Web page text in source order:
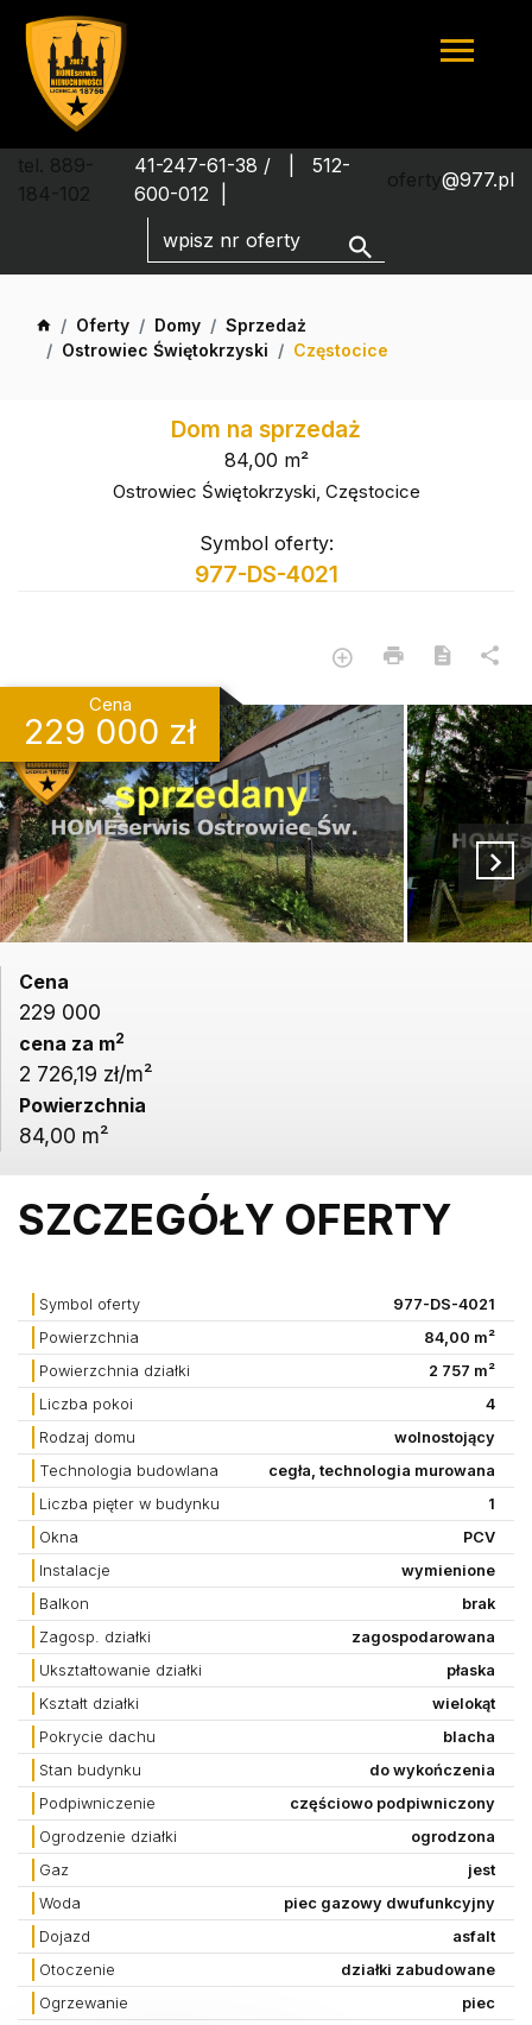
tel. 889-
184-102
41-247-61-38 /
512-
600-012
oferty@977.pl
Oferty Domy
Sprzedaż
Ostrowiec Świętokrzyski
Częstocice
Dom na sprzedaż
84,00 m²
Ostrowiec Świętokrzyski, Częstocice
Symbol oferty:
977-DS-4021
Cena
229 000 zł
Cena
229 000
cena za m2
2 726,19 zł/m²
Powierzchnia
84,00 m²
SZCZEGÓŁY OFERTY
Symbol oferty
977-DS-4021
Powierzchnia
84,00 m²
Powierzchnia działki
2 757 m²
Liczba pokoi
4
Rodzaj domu
wolnostojący
Technologia budowlana
cegła, technologia murowana
Liczba pięter w budynku
1
Okna
PCV
Instalacje
wymienione
Balkon
brak
Zagosp. działki
zagospodarowana
Ukształtowanie działki
płaska
Kształt działki
wielokąt
Pokrycie dachu
blacha
Stan budynku
do wykończenia
Podpiwniczenie
częściowo podpiwniczony
Ogrodzenie działki
ogrodzona
Gaz
jest
Woda
piec gazowy dwufunkcyjny
Dojazd
asfalt
Otoczenie
działki zabudowane
Ogrzewanie
piec